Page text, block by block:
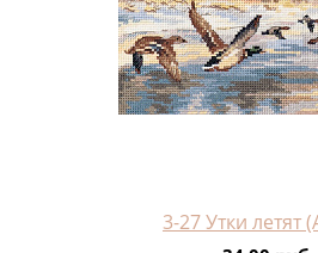
3-27 Утки летят